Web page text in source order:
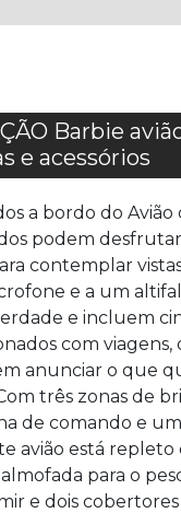
Barbie
e acessórios
a bordo do Avião
podem
contemplar
e a um
e incluem
com viagens,
anunciar o que
três zonas de
de comando e
avião está repleto
para o
e dois